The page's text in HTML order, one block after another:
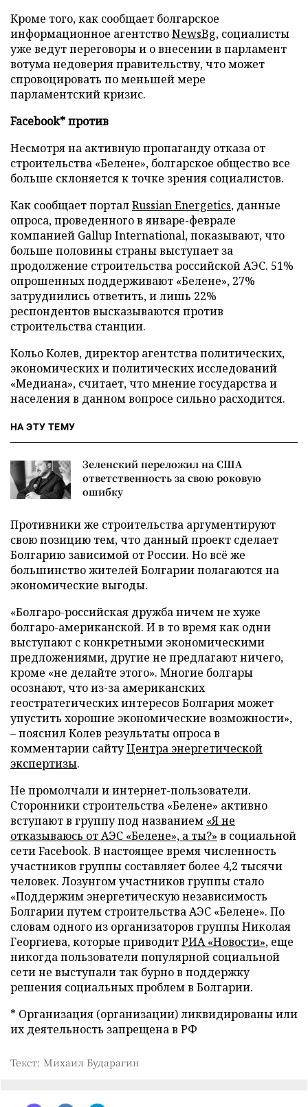
Кроме того, как сообщает болгарское
информационное агентствоNewsBg, социалисты
уже ведут переговоры и о внесении в парламент
вотума недоверия правительству, что может
спровоцировать по меньшей мере
парламентский кризис.
Facebook* против
Несмотря на активную пропаганду отказа от
строительства «Белене», болгарское общество все
больше склоняется к точке зрения социалистов.
Как сообщает порталRussian Energetics, данные
опроса, проведенного в январе-феврале
компанией Gallup International, показывают, что
больше половины страны выступает за
продолжение строительства российской АЭС. 51%
опрошенных поддерживают «Белене», 27%
затруднились ответить, и лишь 22%
респондентов высказываются против
строительства станции.
Кольо Колев, директор агентства политических,
экономических и политических исследований
«Медиана», считает, что мнение государства и
населения в данном вопросе сильно расходится.
НА ЭТУ ТЕМУ
Зеленский переложил на США
ответственность за свою роковую
ошибку
Противники же строительства аргументируют
свою позицию тем, что данный проект сделает
Болгарию зависимой от России. Но всё же
большинство жителей Болгарии полагаются на
экономические выгоды.
«Болгаро-российская дружба ничем не хуже
болгаро-американской. И в то время как одни
выступают с конкретными экономическими
предложениями, другие не предлагают ничего,
кроме «не делайте этого». Многие болгары
осознают, что из-за американских
геостратегических интересов Болгария может
упустить хорошие экономические возможности»,
– пояснил Колев результаты опроса в
комментарии сайтуЦентра энергетической
экспертизы.
Не промолчали и интернет-пользователи.
Сторонники строительства «Белене» активно
вступают в группу под названием «Я не
отказываюсь от АЭС «Белене», а ты?» в социальной
сети Facebook. В настоящее время численность
участников группы составляет более 4,2 тысячи
человек. Лозунгом участников группы стало
«Поддержим энергетическую независимость
Болгарии путем строительства АЭС «Белене». По
словам одного из организаторов группы Николая
Георгиева, которые приводитРИА «Новости», еще
никогда пользователи популярной социальной
сети не выступали так бурно в поддержку
решения социальных проблем в Болгарии.
* Организация (организации) ликвидированы или
их деятельность запрещена в РФ
Текст: Михаил Бударагин